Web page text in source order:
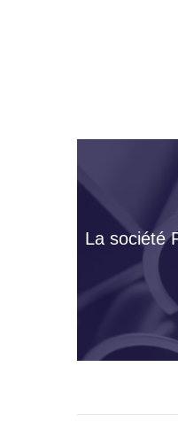
La société